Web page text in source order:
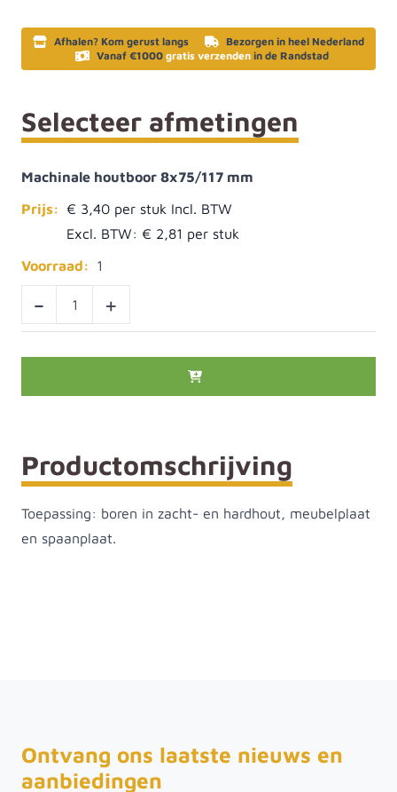
Afhalen? Kom gerust langs
Bezorgen in heel Nederland
Vanaf €1000 gratis verzenden in de Randstad
Selecteer afmetingen
Machinale houtboor 8x75/117 mm
Prijs: € 3,40
Excl. BTW: € 2,81
Voorraad:
1
- +
Productomschrijving
Toepassing: boren in zacht- en hardhout, meubelplaat
en spaanplaat.
Ontvang ons laatste nieuws en
aanbiedingen